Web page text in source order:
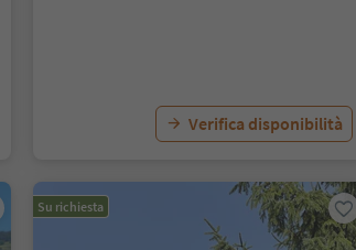
Verifica disponibilità
Su richiesta